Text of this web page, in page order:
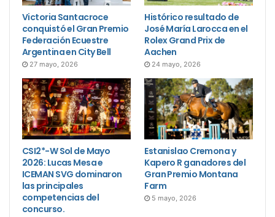
Victoria Santacroce
conquistó el Gran Premio
Federación Ecuestre
Argentina en City Bell
27 mayo, 2026
Histórico resultado de
José María Larocca en el
Rolex Grand Prix de
Aachen
24 mayo, 2026
CSI2*-W Sol de Mayo
2026: Lucas Mesa e
ICEMAN SVG dominaron
las principales
competencias del
concurso.
Estanislao Cremona y
Kapero R ganadores del
Gran Premio Montana
Farm
5 mayo, 2026